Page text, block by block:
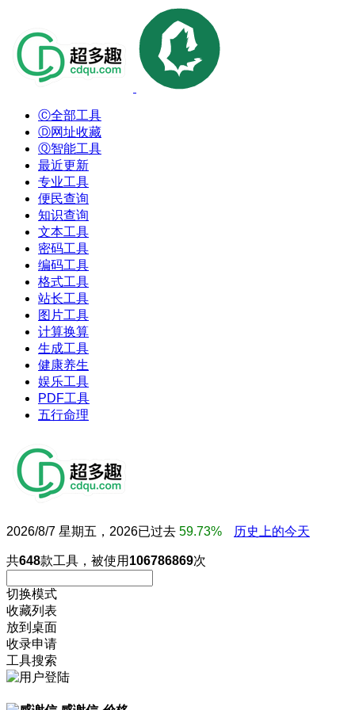
Ⓒ全部工具
Ⓓ网址收藏
Ⓠ智能工具
最近更新
专业工具
便民查询
知识查询
文本工具
密码工具
编码工具
格式工具
站长工具
图片工具
计算换算
生成工具
健康养生
娱乐工具
PDF工具
五行命理
2026/8/7 星期五，2026已过去 59.73% 历史上的今天
共648款工具，被使用 106786869次
切换模式
收藏列表
放到桌面
收录申请
工具搜索